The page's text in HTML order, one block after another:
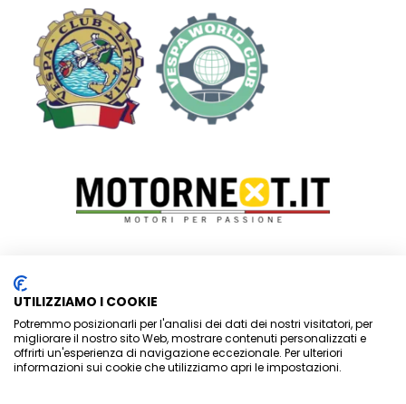
Vespa Club Riviera dei Fiori – SEDE LEGALE:
c/o Studio Di Rocco associati
– 18012 BORDIGHERA (IM)–
SEDE OPERATIVA:Via Kennedy Presidente 15, 18033
UTILIZZIAMO I COOKIE
Potremmo posizionarli per l'analisi dei dati dei nostri visitatori, per
migliorare il nostro sito Web, mostrare contenuti personalizzati e
offrirti un'esperienza di navigazione eccezionale. Per ulteriori
informazioni sui cookie che utilizziamo apri le impostazioni.